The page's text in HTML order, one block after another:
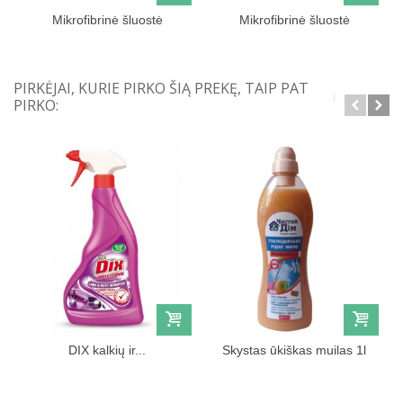
Mikrofibrinė šluostė
Mikrofibrinė šluostė
PIRKĖJAI, KURIE PIRKO ŠIĄ PREKĘ, TAIP PAT
PIRKO:
DIX kalkių ir... Skystas ūkiškas muilas 1l